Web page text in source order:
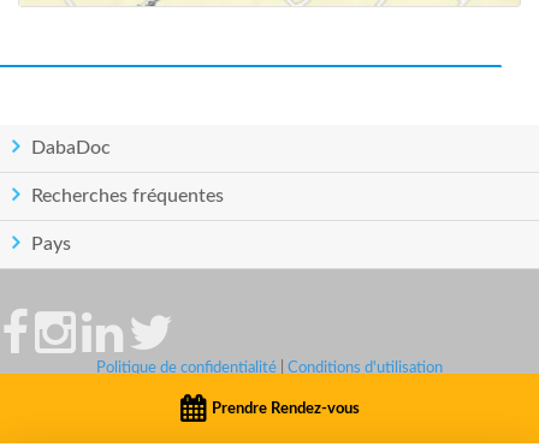
Prendre Rendez-vous
DabaDoc
Recherches fréquentes
Pays
Politique de confidentialité
Conditions d'utilisation
© Copyright DabaDoc.com 2026 - Tous droits réservés..